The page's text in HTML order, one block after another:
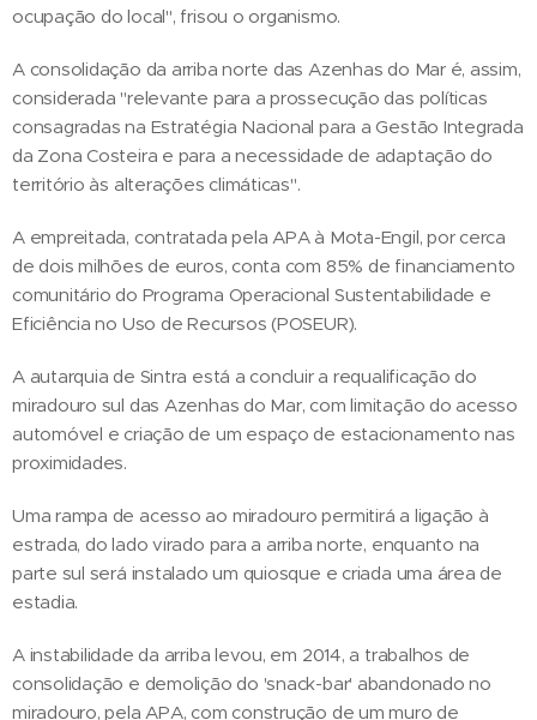
ocupação do local", frisou o organismo.
A consolidação da arriba norte das Azenhas do Mar é, assim,
considerada "relevante para a prossecução das políticas
consagradas na Estratégia Nacional para a Gestão Integrada
da Zona Costeira e para a necessidade de adaptação do
território às alterações climáticas".
A empreitada, contratada pela APA à Mota-Engil, por cerca
de dois milhões de euros, conta com 85% de financiamento
comunitário do Programa Operacional Sustentabilidade e
Eficiência no Uso de Recursos (POSEUR).
A autarquia de Sintra está a concluir a requalificação do
miradouro sul das Azenhas do Mar, com limitação do acesso
automóvel e criação de um espaço de estacionamento nas
proximidades.
Uma rampa de acesso ao miradouro permitirá a ligação à
estrada, do lado virado para a arriba norte, enquanto na
parte sul será instalado um quiosque e criada uma área de
estadia.
A instabilidade da arriba levou, em 2014, a trabalhos de
consolidação e demolição do 'snack-bar' abandonado no
miradouro, pela APA, com construção de um muro de